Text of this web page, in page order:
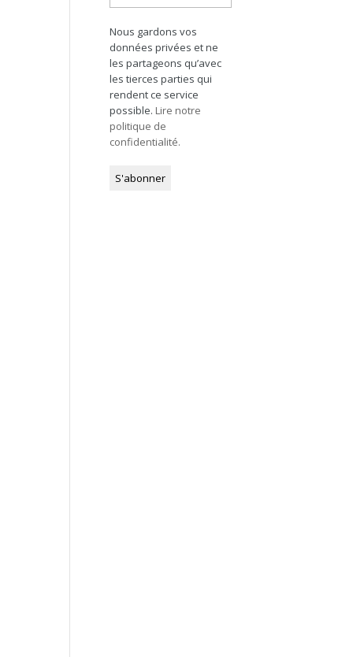
Nous gardons vos
données privées et ne
les partageons qu’avec
les tierces parties qui
rendent ce service
possible. Lire notre
politique de
confidentialité.